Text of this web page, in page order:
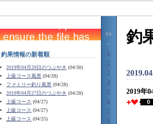
釣果情報の新着順
2019年04月29日のつぶやき (04/30)
上級コース風景 (04/28)
ファミリー釣り風景 (04/28)
2019年04月27日のつぶやき (04/28)
上級コース (04/27)
上級コース (04/27)
上級コース (04/25)
04
--
1
2
3
4
5
6
7
8
釣
2019年
0